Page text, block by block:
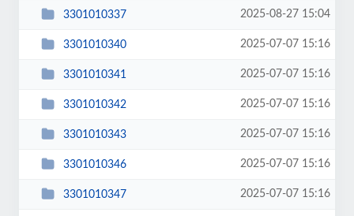
3301010337 2025-08-27 15:04
3301010340 2025-07-07 15:16
3301010341 2025-07-07 15:16
3301010342 2025-07-07 15:16
3301010343 2025-07-07 15:16
3301010346 2025-07-07 15:16
3301010347 2025-07-07 15:16